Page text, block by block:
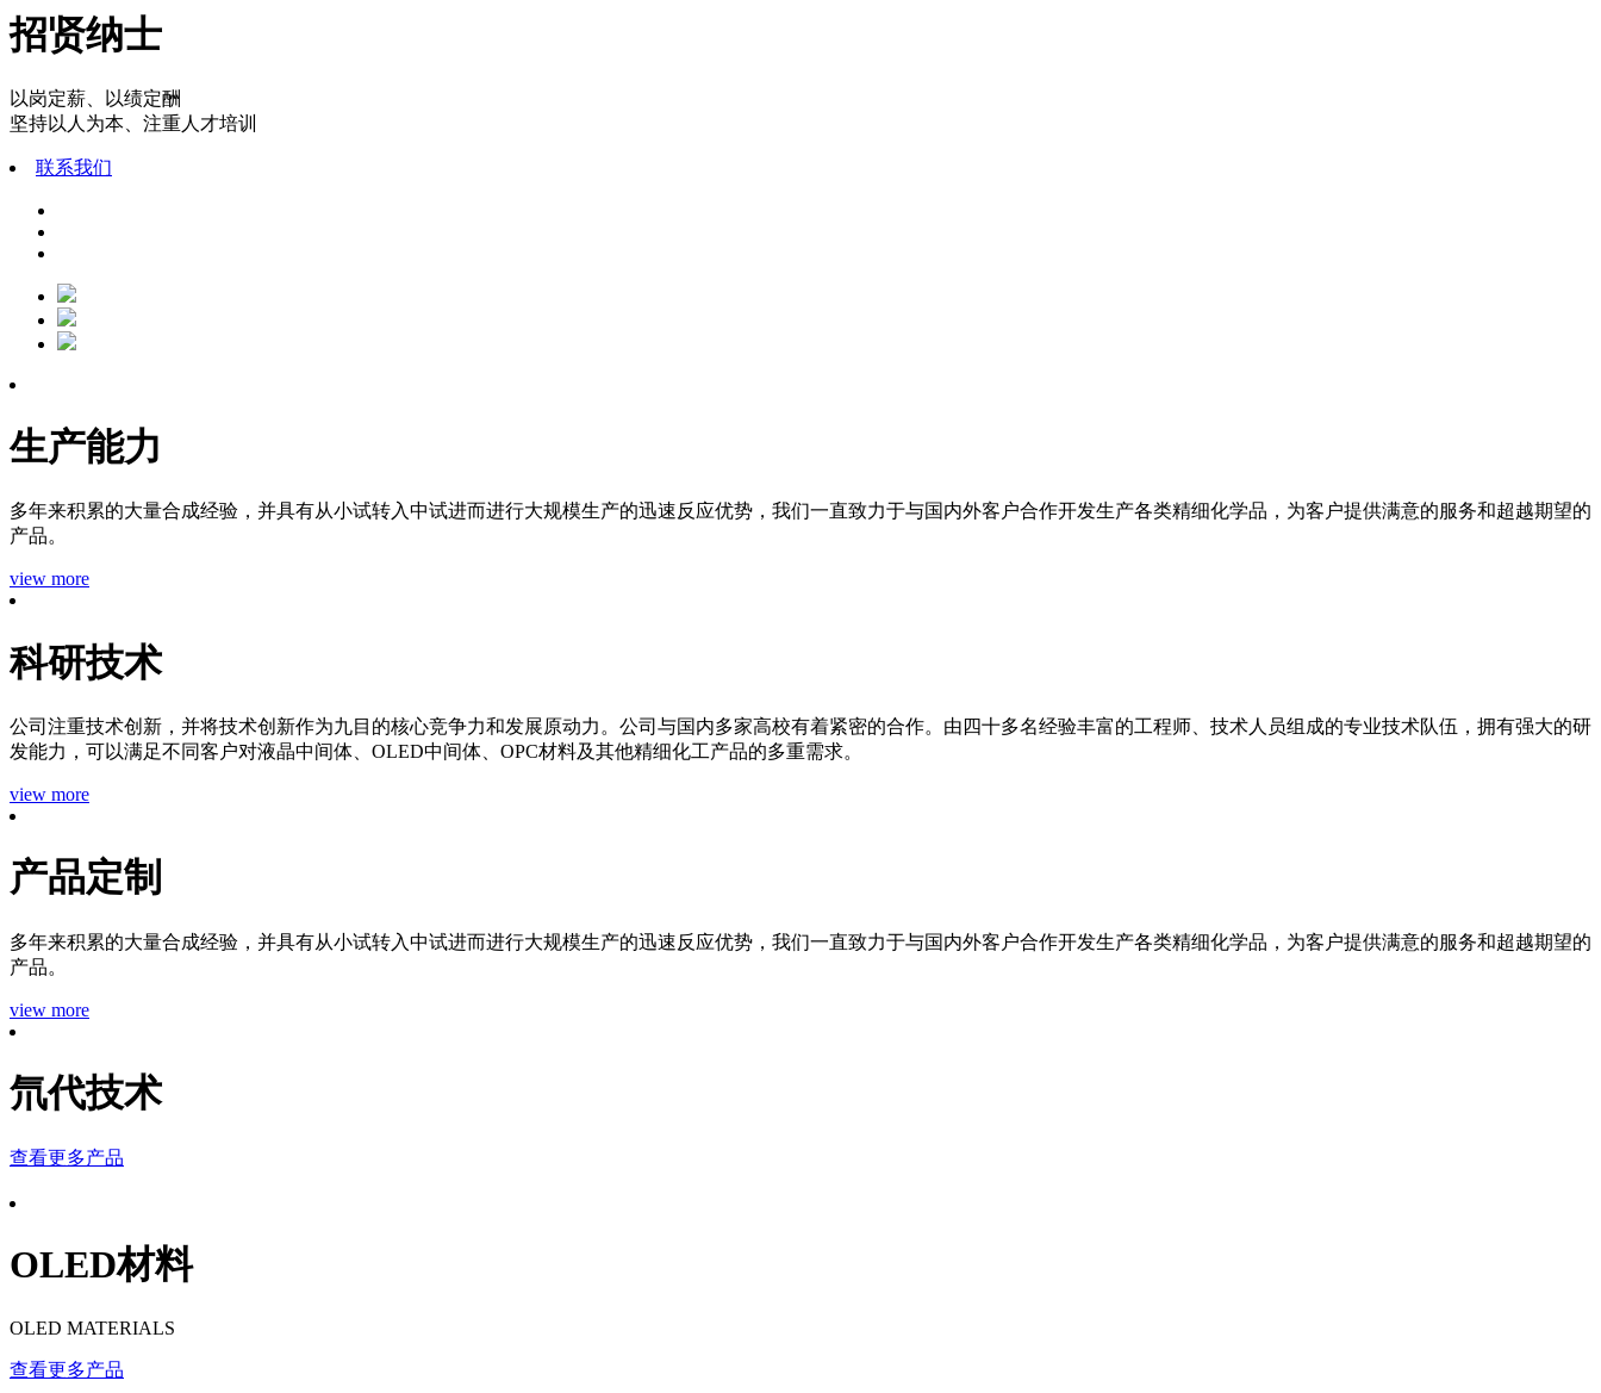
招贤纳士
以岗定薪、以绩定酬
坚持以人为本、注重人才培训
联系我们
生产能力
多年来积累的大量合成经验，并具有从小试转入中试进而进行大规模生产的迅速反应优势，我们一直致力于与国内外客户合作开发生产各类精细化学品，为客户提供满意的服务和超越期望的
产品。
view more
科研技术
公司注重技术创新，并将技术创新作为九目的核心竞争力和发展原动力。公司与国内多家高校有着紧密的合作。由四十多名经验丰富的工程师、技术人员组成的专业技术队伍，拥有强大的研
发能力，可以满足不同客户对液晶中间体、OLED中间体、OPC材料及其他精细化工产品的多重需求。
view more
产品定制
多年来积累的大量合成经验，并具有从小试转入中试进而进行大规模生产的迅速反应优势，我们一直致力于与国内外客户合作开发生产各类精细化学品，为客户提供满意的服务和超越期望的
产品。
view more
氘代技术
查看更多产品
OLED材料
OLED MATERIALS
查看更多产品